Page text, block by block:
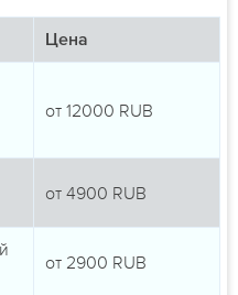
Цена
от 12000 RUB
от 4900 RUB
от 2900 RUB